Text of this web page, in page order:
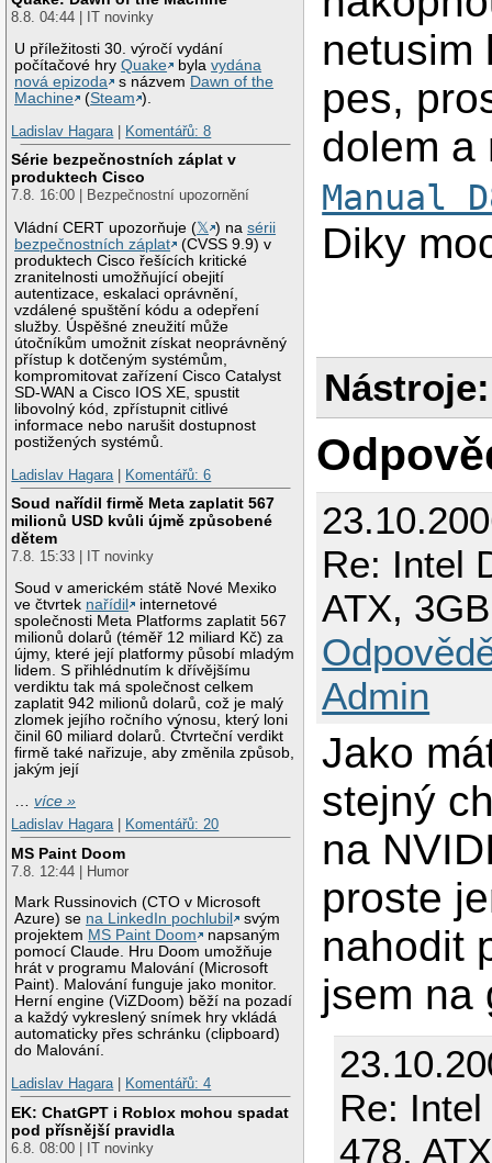
8.8. 04:44 | IT novinky
U příležitosti 30. výročí vydání
počítačové hryQuake bylavydána
nová epizoda
s názvem Dawn of the
Machine
(Steam ).
Ladislav Hagara | Komentářů: 8
Série bezpečnostních záplat v
produktech Cisco
7.8. 16:00 | Bezpečnostní upozornění
Vládní CERT upozorňuje (𝕏 ) nasérii
bezpečnostních záplat
(CVSS 9.9) v
produktech Cisco řešících kritické
zranitelnosti umožňující obejití
autentizace, eskalaci oprávnění,
vzdálené spuštění kódu a odepření
služby. Úspěšné zneužití může
útočníkům umožnit získat neoprávněný
přístup k dotčeným systémům,
kompromitovat zařízení Cisco Catalyst
SD-WAN a Cisco IOS XE, spustit
libovolný kód, zpřístupnit citlivé
informace nebo narušit dostupnost
postižených systémů.
Ladislav Hagara | Komentářů: 6
Soud nařídil firmě Meta zaplatit 567
milionů USD kvůli újmě způsobené
dětem
7.8. 15:33 | IT novinky
Soud v americkém státě Nové Mexiko
ve čtvrtek nařídil
internetové
společnosti Meta Platforms zaplatit 567
milionů dolarů (téměř 12 miliard Kč) za
újmy, které její platformy působí mladým
lidem. S přihlédnutím k dřívějšímu
verdiktu tak má společnost celkem
zaplatit 942 milionů dolarů, což je malý
zlomek jejího ročního výnosu, který loni
činil 60 miliard dolarů. Čtvrteční verdikt
firmě také nařizuje, aby změnila způsob,
jakým její
…více »
Ladislav Hagara| Komentářů: 20
MS Paint Doom
7.8. 12:44 | Humor
Mark Russinovich (CTO v Microsoft
Azure) se na LinkedIn pochlubil
svým
projektem MS Paint Doom
napsaným
pomocí Claude. Hru Doom umožňuje
hrát v programu Malování (Microsoft
Paint). Malování funguje jako monitor.
Herní engine (ViZDoom) běží na pozadí
a každý vykreslený snímek hry vkládá
automaticky přes schránku (clipboard)
do Malování.
Ladislav Hagara| Komentářů: 4
EK: ChatGPT i Roblox mohou spadat
pod přísnější pravidla
6.8. 08:00 | IT novinky
netusim
pes,
dolem a
Manual
Diky
Nástroje:
Re: Intel
ATX,
Admin
Jako
stejný
na
proste
nahodit
jsem na
Re:
478,